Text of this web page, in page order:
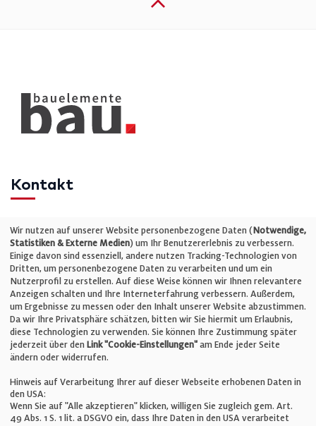
Kontakt
Telefon: +49 (0)711 2585563-0
E-Mail:info@bauelemente-bau.eu
Unternehmen
Impressum
Cookie-Einstellungen
Wir nutzen auf unserer Website personenbezogene Daten (Notwendige,
Statistiken & Externe Medien) um Ihr Benutzererlebnis zu verbessern.
Einige davon sind essenziell, andere nutzen Tracking-Technologien von
Dritten, um personenbezogene Daten zu verarbeiten und um ein
Nutzerprofil zu erstellen. Auf diese Weise können wir Ihnen relevantere
Anzeigen schalten und Ihre Interneterfahrung verbessern. Außerdem,
um Ergebnisse zu messen oder den Inhalt unserer Website abzustimmen.
Da wir Ihre Privatsphäre schätzen, bitten wir Sie hiermit um Erlaubnis,
diese Technologien zu verwenden. Sie können Ihre Zustimmung später
jederzeit über den Link "Cookie-Einstellungen" am Ende jeder Seite
ändern oder widerrufen.
Hinweis auf Verarbeitung Ihrer auf dieser Webseite erhobenen Daten in
den USA:
Wenn Sie auf "Alle akzeptieren" klicken, willigen Sie zugleich gem. Art.
49 Abs. 1 S. 1 lit. a DSGVO ein, dass Ihre Daten in den USA verarbeitet